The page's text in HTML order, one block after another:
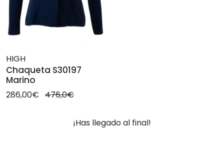
HIGH
Chaqueta S30197
Marino
286,00€ 476,0€
¡Has llegado al final!